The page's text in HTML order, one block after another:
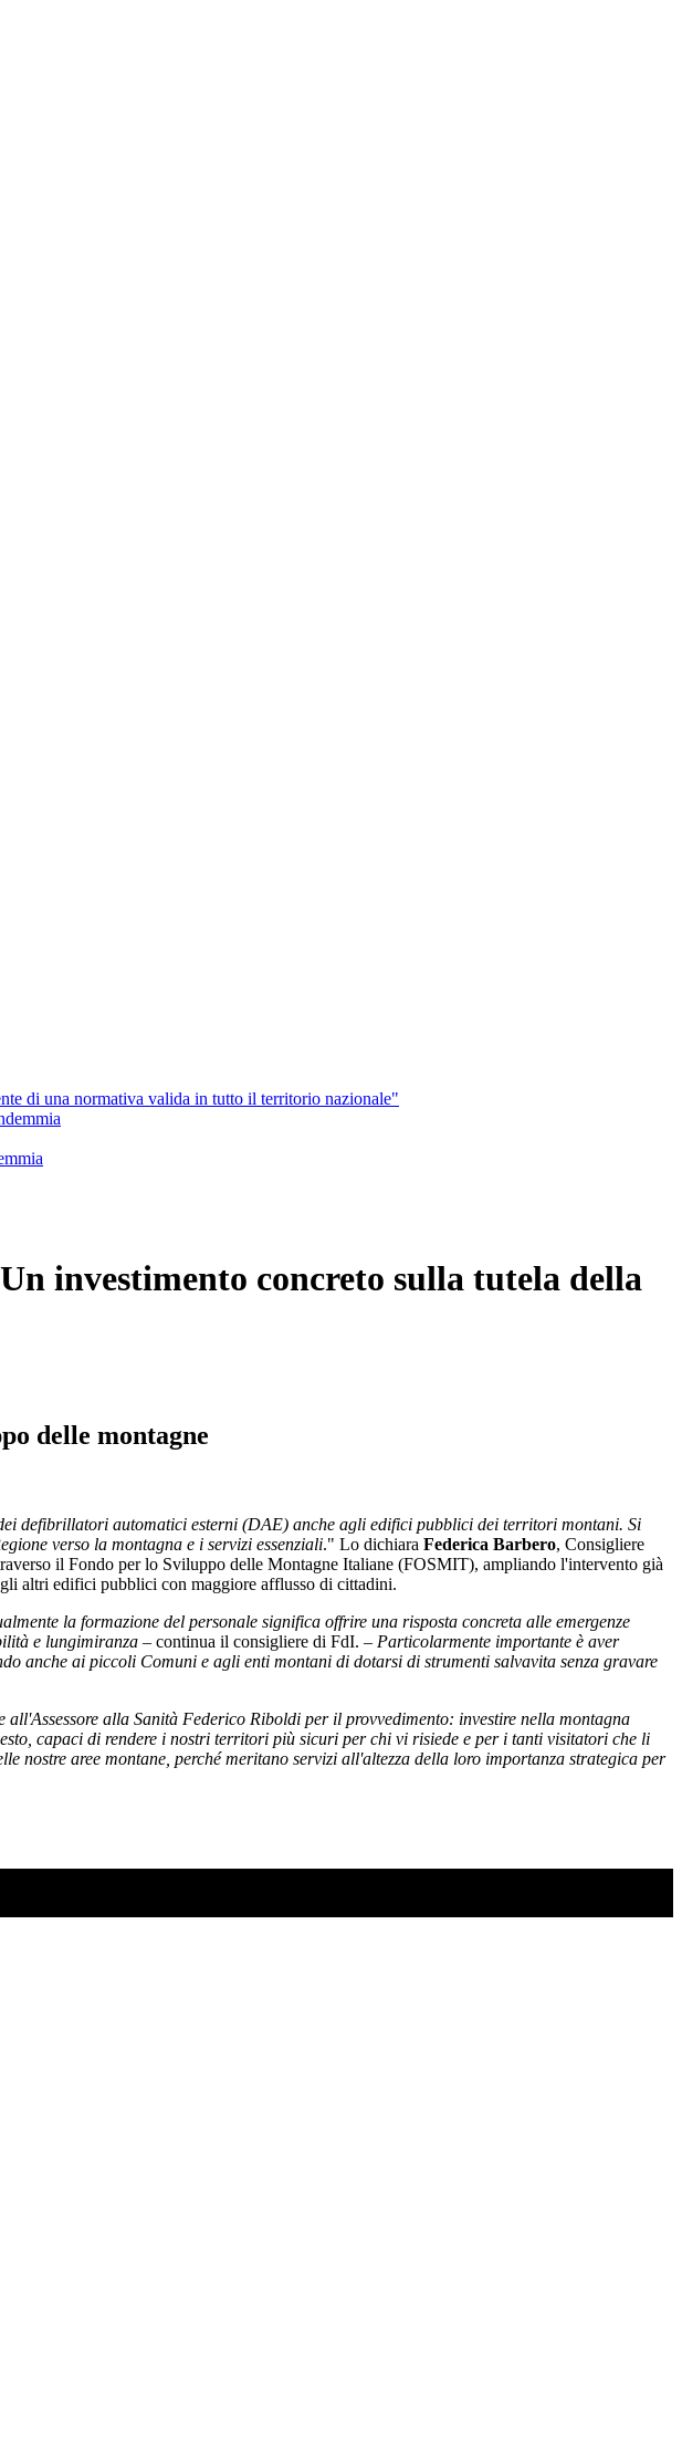
di una normativa valida in tutto il territorio nazionale"
investimento concreto sulla tutela della
delle montagne
defibrillatori automatici esterni (DAE) anche agli edifici pubblici dei territori montani. Si
verso la montagna e i servizi essenziali." Lo dichiara Federica Barbero, Consigliere
il Fondo per lo Sviluppo delle Montagne Italiane (FOSMIT), ampliando l'intervento già
altri edifici pubblici con maggiore afflusso di cittadini.
la formazione del personale significa offrire una risposta concreta alle emergenze
e lungimiranza – continua il consigliere di FdI. – Particolarmente importante è aver
anche ai piccoli Comuni e agli enti montani di dotarsi di strumenti salvavita senza gravare
alla Sanità Federico Riboldi per il provvedimento: investire nella montagna
capaci di rendere i nostri territori più sicuri per chi vi risiede e per i tanti visitatori che li
nostre aree montane, perché meritano servizi all'altezza della loro importanza strategica per